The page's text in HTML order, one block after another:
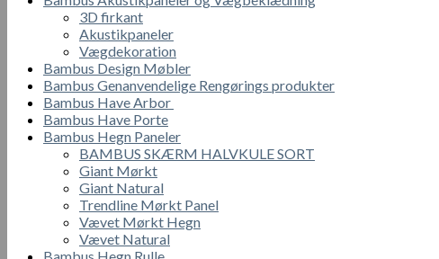
3D firkant
Akustikpaneler
Vægdekoration
Bambus Design Møbler
Bambus Genanvendelige Rengørings produkter
Bambus Have Arbor
Bambus Have Porte
Bambus Hegn Paneler
BAMBUS SKÆRM HALVKULE SORT
Giant Mørkt
Giant Natural
Trendline Mørkt Panel
Vævet Mørkt Hegn
Vævet Natural